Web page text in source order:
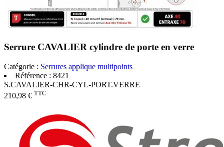
Serrure CAVALIER cylindre de porte en verre
Catégorie : Serrures applique multipoints
Référence : 8421
S.CAVALIER-CHR-CYL-PORT.VERRE
210,98 € TTC